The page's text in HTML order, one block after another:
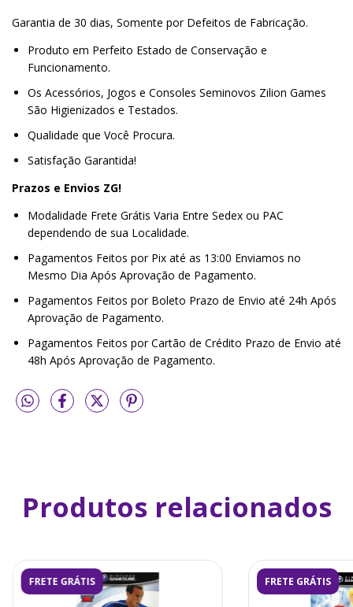
Garantia de 30 dias, Somente por Defeitos de Fabricação.
Produto em Perfeito Estado de Conservação e
Funcionamento.
Os Acessórios, Jogos e Consoles Seminovos Zilion Games
São Higienizados e Testados.
Qualidade que Você Procura.
Satisfação Garantida!
Prazos e Envios ZG!
Modalidade Frete Grátis Varia Entre Sedex ou PAC
dependendo de sua Localidade.
Pagamentos Feitos por Pix até as 13:00 Enviamos no
Mesmo Dia Após Aprovação de Pagamento.
Pagamentos Feitos por Boleto Prazo de Envio até 24h Após
Aprovação de Pagamento.
Pagamentos Feitos por Cartão de Crédito Prazo de Envio até
48h Após Aprovação de Pagamento.
Produtos relacionados
FRETE GRÁTIS FRETE GRÁTIS